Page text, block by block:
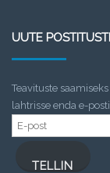
UUTE
Teavituste
lahtrisse enda e-
E-
post
TELLIN